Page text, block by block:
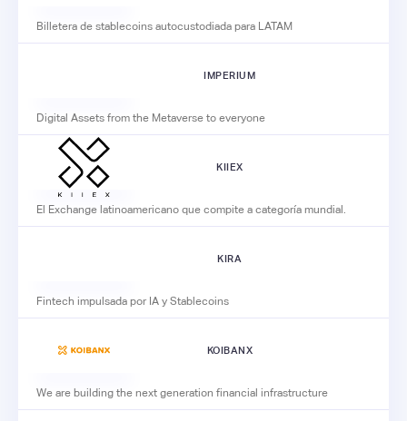
Billetera de stablecoins autocustodiada para LATAM
IMPERIUM
Digital Assets from the Metaverse to everyone
KIIEX
El Exchange latinoamericano que compite a categoría mundial.
KIRA
Fintech impulsada por IA y Stablecoins
KOIBANX
We are building the next generation financial infrastructure